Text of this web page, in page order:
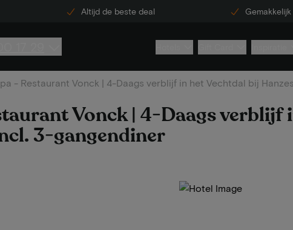
Altijd de beste deal
- Restaurant Vonck | 4-Daags verblijf in het Vechtdal bij
Vonck | 4-Daags verblijf
3-gangendiner